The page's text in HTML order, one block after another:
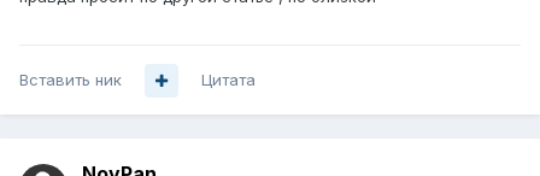
Вставить ник Цитата